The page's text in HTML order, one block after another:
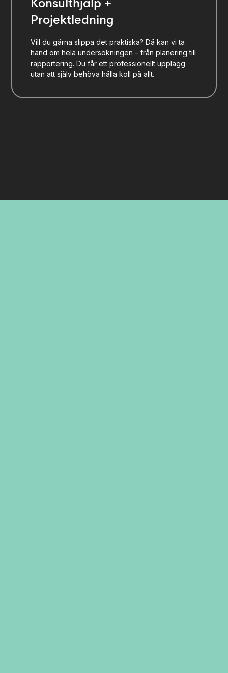
Projektledning
Vill du gärna slippa det praktiska? Då kan vi ta
hand om hela undersökningen – från planering till
rapportering. Du får ett professionellt upplägg
utan att själv behöva hålla koll på allt.